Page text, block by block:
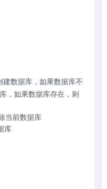
建数据库，如果数据库不
，如果数据库存在，则
当前数据库
库